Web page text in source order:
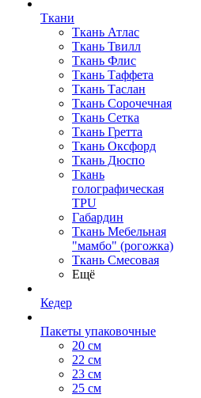
Ткани
Ткань Атлас
Ткань Твилл
Ткань Флис
Ткань Таффета
Ткань Таслан
Ткань Сорочечная
Ткань Сетка
Ткань Гретта
Ткань Оксфорд
Ткань Дюспо
Ткань
голографическая
TPU
Габардин
Ткань Мебельная
"мамбо" (рогожка)
Ткань Смесовая
Ещё
Кедер
Пакеты упаковочные
20 см
22 см
23 см
25 см